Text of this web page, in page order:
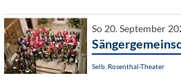
So 20. September
Selb, Rosenthal-Theater